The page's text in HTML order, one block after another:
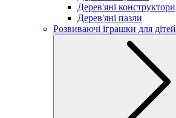
Дерев'яні конструктори
Дерев'яні пазли
Розвиваючі іграшки для дітей